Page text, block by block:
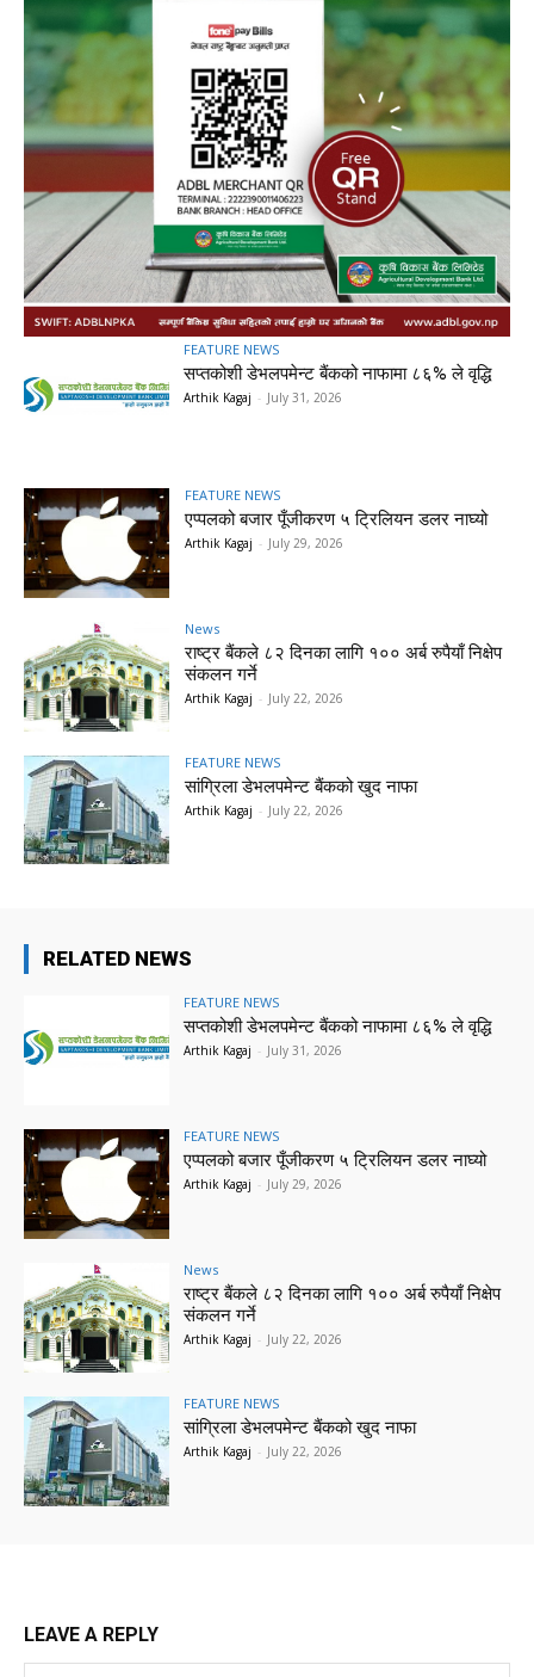
FEATURE NEWS
सप्तकोशी डेभलपमेन्ट बैंकको नाफामा ८६% ले वृद्धि
Arthik Kagaj - July 31, 2026
FEATURE NEWS
एप्पलको बजार पूँजीकरण ५ ट्रिलियन डलर नाघ्यो
Arthik Kagaj - July 29, 2026
News
राष्ट्र बैंकले ८२ दिनका लागि १०० अर्ब रुपैयाँ निक्षेप
संकलन गर्ने
Arthik Kagaj - July 22, 2026
FEATURE NEWS
सांग्रिला डेभलपमेन्ट बैंकको खुद नाफा
Arthik Kagaj - July 22, 2026
RELATED NEWS
FEATURE NEWS
सप्तकोशी डेभलपमेन्ट बैंकको नाफामा ८६% ले वृद्धि
Arthik Kagaj - July 31, 2026
FEATURE NEWS
एप्पलको बजार पूँजीकरण ५ ट्रिलियन डलर नाघ्यो
Arthik Kagaj - July 29, 2026
News
राष्ट्र बैंकले ८२ दिनका लागि १०० अर्ब रुपैयाँ निक्षेप
संकलन गर्ने
Arthik Kagaj - July 22, 2026
FEATURE NEWS
सांग्रिला डेभलपमेन्ट बैंकको खुद नाफा
Arthik Kagaj - July 22, 2026
LEAVE A REPLY